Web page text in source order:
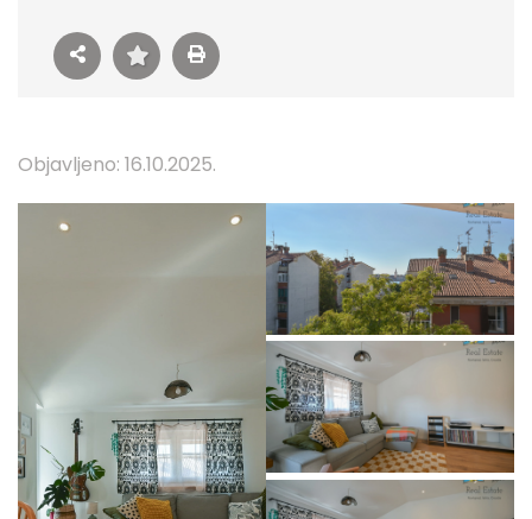
Objavljeno: 16.10.2025.